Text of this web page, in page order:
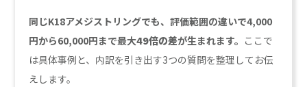
同じK18アメジストリングでも、評価範囲の違いで4,000
円から60,000円まで最大49倍の差が生まれます。 ここで
は具体事例と、内訳を引き出す3つの質問を整理してお伝
えします。